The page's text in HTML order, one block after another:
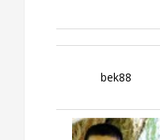
bek88